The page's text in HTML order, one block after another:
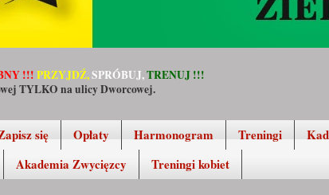
!!! PRZYJDŹ,SPRÓBUJ,TRENUJ !!!
TYLKO na ulicy Dworcowej.
się Opłaty Harmonogram Treningi
Akademia Zwycięzcy Treningi kobiet